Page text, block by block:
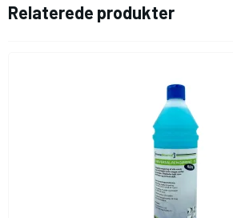
Relaterede produkter